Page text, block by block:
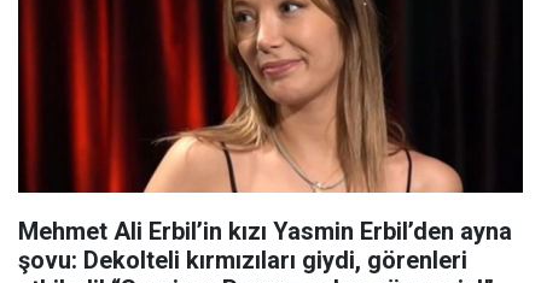
Mehmet Ali Erbil’in kızı Yasmin Erbil’den ayna
şovu: Dekolteli kırmızıları giydi, görenleri